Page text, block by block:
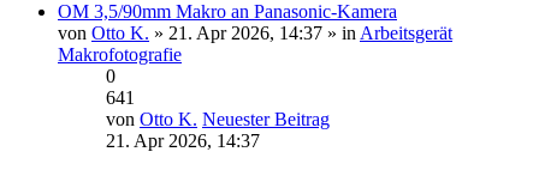
OM 3,5/90mm Makro an Panasonic-Kamera
von Otto K. » 21. Apr 2026, 14:37 » in Arbeitsgerät
Makrofotografie
0
641
von Otto K. Neuester Beitrag
21. Apr 2026, 14:37